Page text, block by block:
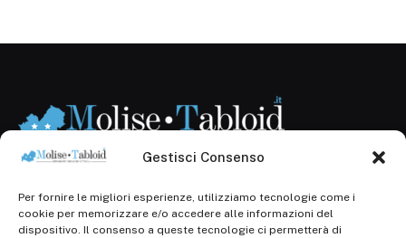
Gestisci Consenso
Per fornire le migliori esperienze, utilizziamo tecnologie come i
cookie per memorizzare e/o accedere alle informazioni del
dispositivo. Il consenso a queste tecnologie ci permetterà di
Registr. presso il Tribunale di Campobasso: 3/2013 del
14.11.2013, Cron. 1254